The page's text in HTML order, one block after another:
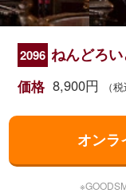
2096 ねんどろ
価格 8,900円 （
オンラ